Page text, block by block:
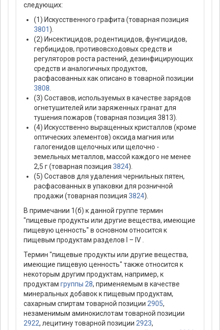
следующих:
(1) Искусственного графита (товарная позиция
3801).
(2) Инсектицидов, родентицидов, фунгицидов,
гербицидов, противовсходовых средств и
регуляторов роста растений, дезинфицирующих
средств и аналогичных продуктов,
расфасованных как описано в товарной позиции
3808
(3) Составов, используемых в качестве зарядов
огнетушителей или заряженных гранат для
тушения пожаров (товарная позиция 3813).
(4) Искусственно выращенных кристаллов (кроме
оптических элементов) оксида магния или
галогенидов щелочных или щелочно -
земельных металлов, массой каждого не менее
2,5 г (товарная позиция 3824).
(5) Составов для удаления чернильных пятен,
расфасованных в упаковки для розничной
продажи (товарная позиция 3824).
В примечании 1(б) к данной группе термин
"пищевые продукты или другие вещества, имеющие
пищевую ценность" в основном относится к
пищевым продуктам разделов I – IV .
Термин "пищевые продукты или другие вещества,
имеющие пищевую ценность" также относится к
некоторым другим продуктам, например, к
продуктам группы 28, применяемым в качестве
минеральных добавок к пищевым продуктам,
сахарным спиртам товарной позиции 2905,
незаменимым аминокислотам товарной позиции
2922, лецитину товарной позиции 2923,